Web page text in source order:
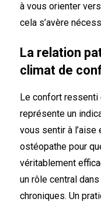
à vous orienter
cela s’avère
La relation
climat de
Le confort ressenti
représente un
vous sentir à l’aise
ostéopathe pour
véritablement
un rôle central
chroniques. Un